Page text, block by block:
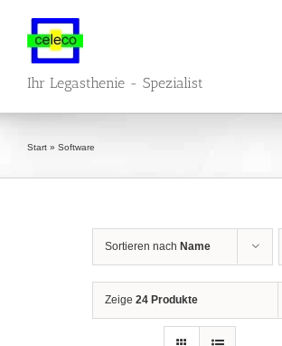
springen
Ihr Legasthenie - Spezialist
Start » Software
Sortieren nach Name
Zeige 24 Produkte